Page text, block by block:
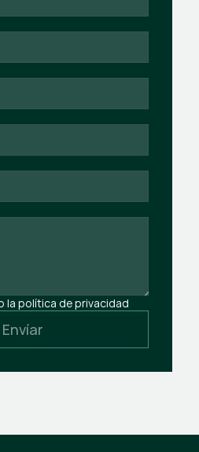
la política de privacidad
Envíar